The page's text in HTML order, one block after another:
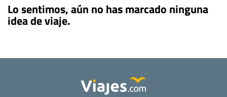
Lo sentimos, aún no has marcado ninguna
idea de viaje.